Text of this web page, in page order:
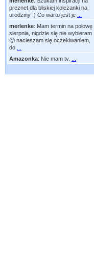
preznet dla bliskiej koleżanki na
urodziny :) Co warto jest je
merlenke: Mam termin na połowę
sierpnia, nigdzie się nie wybieram
🙂 nacieszam się oczekiwaniem,
do
Amazonka: Nie mam tv.